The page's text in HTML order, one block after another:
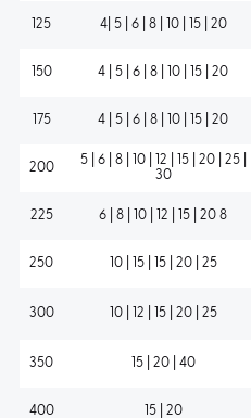
125 4| 5 | 6 | 8 | 10 | 15 | 20
150 4 | 5 | 6 | 8 | 10 | 15 | 20
175 4 | 5 | 6 | 8 | 10 | 15 | 20
200
5 | 6 | 8 | 10 | 12 | 15 | 20 | 25 |
30
225 6 | 8 | 10 | 12 | 15 | 20 8
250 10 | 15 | 15 | 20 | 25
300 10 | 12 | 15 | 20 | 25
350 15 | 20 | 40
400 15 | 20